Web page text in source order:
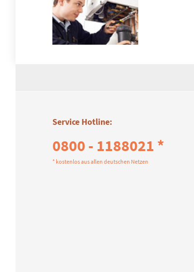
Service Hotline:
0800 - 1188021 *
* kostenlos aus allen deutschen Netzen